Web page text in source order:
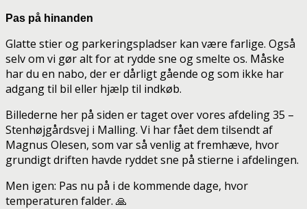
Pas på hinanden
Glatte stier og parkeringspladser kan være farlige. Også
selv om vi gør alt for at rydde sne og smelte os. Måske
har du en nabo, der er dårligt gående og som ikke har
adgang til bil eller hjælp til indkøb.
Billederne her på siden er taget over vores afdeling 35 –
Stenhøjgårdsvej i Malling. Vi har fået dem tilsendt af
Magnus Olesen, som var så venlig at fremhæve, hvor
grundigt driften havde ryddet sne på stierne i afdelingen.
Men igen: Pas nu på i de kommende dage, hvor
temperaturen falder. 🙏